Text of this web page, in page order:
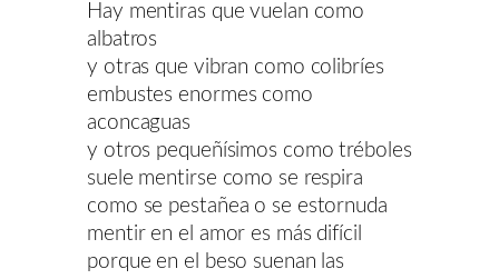
Hay mentiras que vuelan como
albatros
y otras que vibran como colibríes
embustes enormes como
aconcaguas
y otros pequeñísimos como tréboles
suele mentirse como se respira
como se pestañea o se estornuda
mentir en el amor es más difícil
porque en el beso suenan las